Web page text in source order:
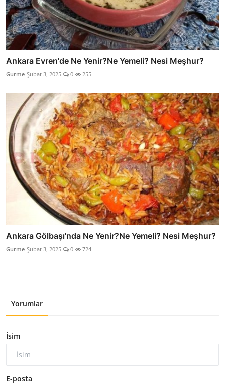
Ankara Evren'de Ne Yenir?Ne Yemeli? Nesi Meşhur?
Gurme Şubat 3, 2025 0 255
Ankara Gölbaşı'nda Ne Yenir?Ne Yemeli? Nesi Meşhur?
Gurme Şubat 3, 2025 0 724
Yorumlar
İsim
E-posta